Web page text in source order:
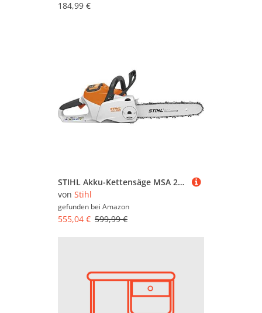
184,99 €
STIHL Akku-Kettensäge MSA 220 C-B Schwert 40 cm 36 Volt
von Stihl
gefunden bei Amazon
555,04 € 599,99 €